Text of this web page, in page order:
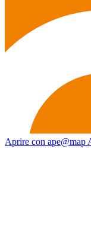
Aprire con ape@map